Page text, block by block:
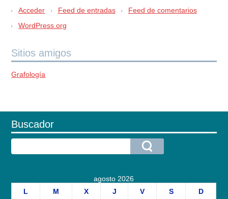
Acceder Feed de entradas
Feed de comentarios
WordPress.org
Sitios amigos
Grafología
Buscador
agosto 2026
L
M X J V S D